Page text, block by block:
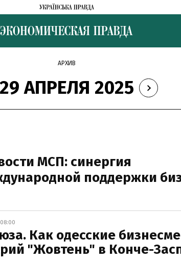
АРХИВ
29 АПРЕЛЯ 2025
МСП: синергия
поддержки
Как одесские
"Жовтень" в Конче-